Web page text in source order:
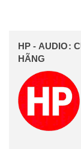
HP - AUDIO:
HÃNG